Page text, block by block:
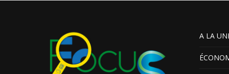
A LA